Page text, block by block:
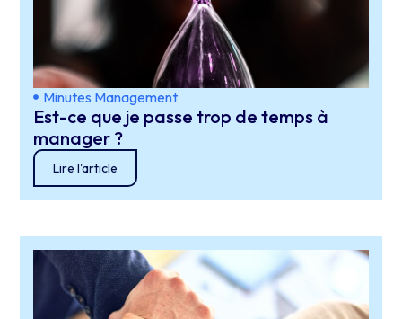
Minutes Management
Est-ce que je passe trop de temps à
manager ?
Lire l'article